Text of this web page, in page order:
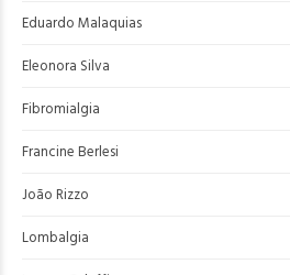
Eduardo Malaquias
Eleonora Silva
Fibromialgia
Francine Berlesi
João Rizzo
Lombalgia